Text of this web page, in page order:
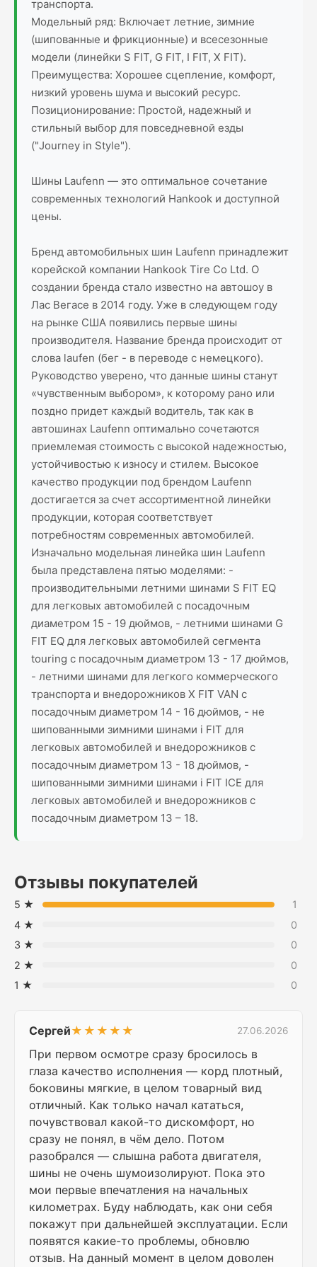
транспорта.
Модельный ряд: Включает летние, зимние
(шипованные и фрикционные) и всесезонные
модели (линейки S FIT, G FIT, I FIT, X FIT).
Преимущества: Хорошее сцепление, комфорт,
низкий уровень шума и высокий ресурс.
Позиционирование: Простой, надежный и
стильный выбор для повседневной езды
("Journey in Style").
Шины Laufenn — это оптимальное сочетание
современных технологий Hankook и доступной
цены.
Бренд автомобильных шин Laufenn принадлежит
корейской компании Hankook Tire Co Ltd. О
создании бренда стало известно на автошоу в
Лас Вегасе в 2014 году. Уже в следующем году
на рынке США появились первые шины
производителя. Название бренда происходит от
слова laufen (бег - в переводе с немецкого).
Руководство уверено, что данные шины станут
«чувственным выбором», к которому рано или
поздно придет каждый водитель, так как в
автошинах Laufenn оптимально сочетаются
приемлемая стоимость с высокой надежностью,
устойчивостью к износу и стилем. Высокое
качество продукции под брендом Laufenn
достигается за счет ассортиментной линейки
продукции, которая соответствует
потребностям современных автомобилей.
Изначально модельная линейка шин Laufenn
была представлена пятью моделями: -
производительными летними шинами S FIT EQ
для легковых автомобилей с посадочным
диаметром 15 - 19 дюймов, - летними шинами G
FIT EQ для легковых автомобилей сегмента
touring с посадочным диаметром 13 - 17 дюймов,
- летними шинами для легкого коммерческого
транспорта и внедорожников X FIT VAN с
посадочным диаметром 14 - 16 дюймов, - не
шипованными зимними шинами i FIT для
легковых автомобилей и внедорожников с
посадочным диаметром 13 - 18 дюймов, -
шипованными зимними шинами i FIT ICE для
легковых автомобилей и внедорожников с
посадочным диаметром 13 – 18.
Отзывы покупателей
5 ★
1
4 ★
0
3 ★
0
2 ★
0
1 ★
0
Сергей★★★★★ 27.06.2026
При первом осмотре сразу бросилось в
глаза качество исполнения — корд плотный,
боковины мягкие, в целом товарный вид
отличный. Как только начал кататься,
почувствовал какой-то дискомфорт, но
сразу не понял, в чём дело. Потом
разобрался — слышна работа двигателя,
шины не очень шумоизолируют. Пока это
мои первые впечатления на начальных
километрах. Буду наблюдать, как они себя
покажут при дальнейшей эксплуатации. Если
появятся какие-то проблемы, обновлю
отзыв. На данный момент в целом доволен